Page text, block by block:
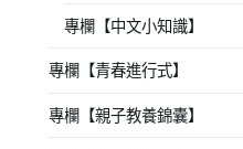
專欄【中文小知識】
專欄【青春進行式】
專欄【親子教養錦囊】